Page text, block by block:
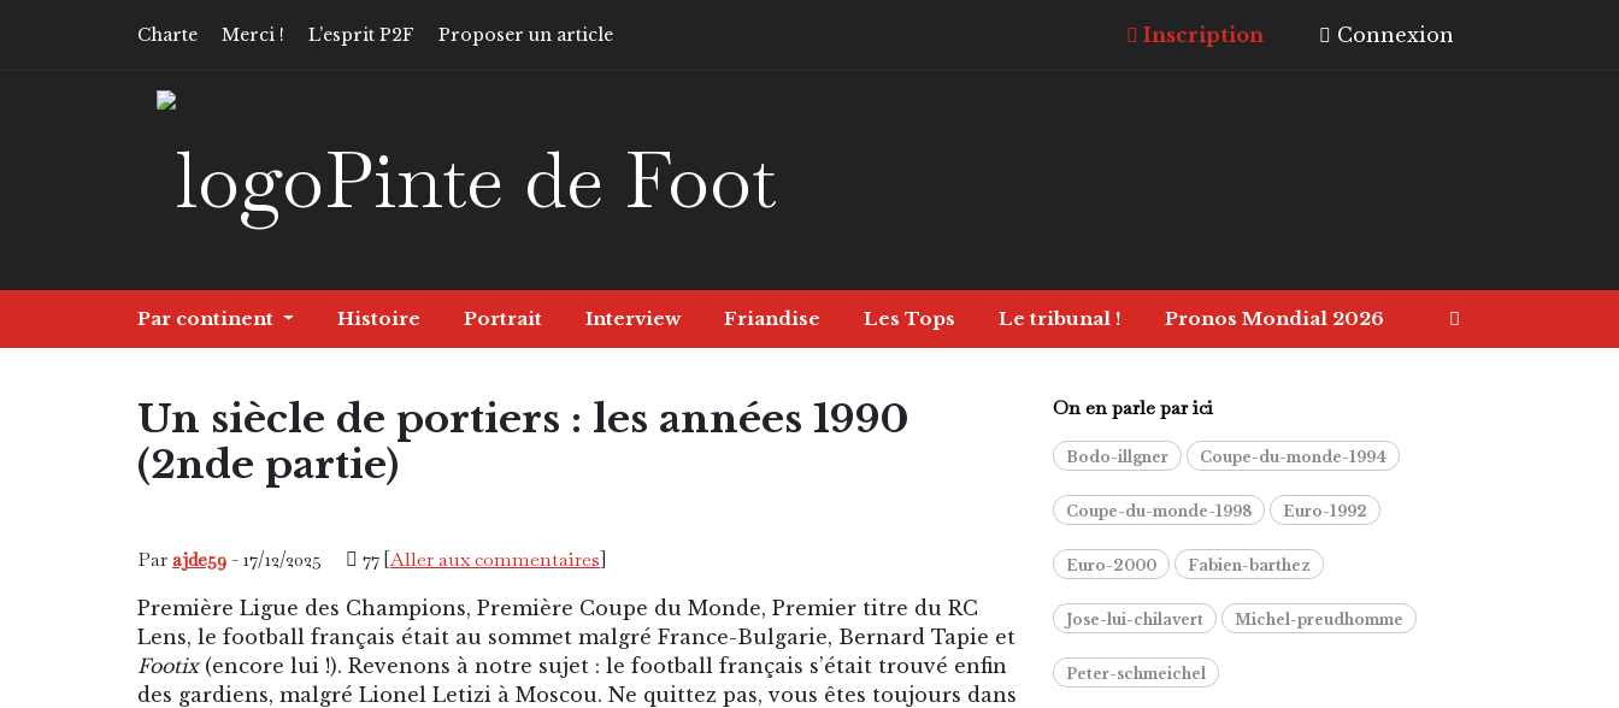
Charte Merci ! L’esprit P2F Proposer un article Inscription Connexion
Pinte de Foot
Par continent Histoire Portrait Interview Friandise Les Tops Le tribunal ! Pronos Mondial 2026
Un siècle de portiers : les années 1990
(2nde partie)
Continent Histoire Les Tops
Parajde59 - 17/12/2025 77 [Aller aux commentaires]
Première Ligue des Champions, Première Coupe du Monde, Premier titre du RC
Lens, le football français était au sommet malgré France-Bulgarie, Bernard Tapie et
Footix(encore lui !). Revenons à notre sujet : le football français s’était trouvé enfin
des gardiens, malgré Lionel Letizi à Moscou. Ne quittez pas, vous êtes toujours dans
On en parle par ici
Bodo-illgner Coupe-du-monde-1994
Coupe-du-monde-1998 Euro-1992
Euro-2000 Fabien-barthez
Jose-lui-chilavert Michel-preudhomme
Peter-schmeichel